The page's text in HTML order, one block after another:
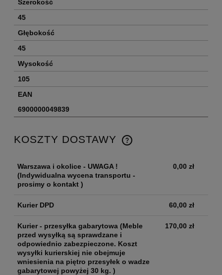
Szerokość
45
Głębokość
45
Wysokość
105
EAN
6900000049839
KOSZTY DOSTAWY
Warszawa i okolice - UWAGA !
(Indywidualna wycena transportu -
prosimy o kontakt )
0,00 zł
Kurier DPD 60,00 zł
Kurier - przesyłka gabarytowa (Meble
przed wysyłką są sprawdzane i
odpowiednio zabezpieczone. Koszt
wysyłki kurierskiej nie obejmuje
wniesienia na piętro przesyłek o wadze
gabarytowej powyżej 30 kg. )
170,00 zł